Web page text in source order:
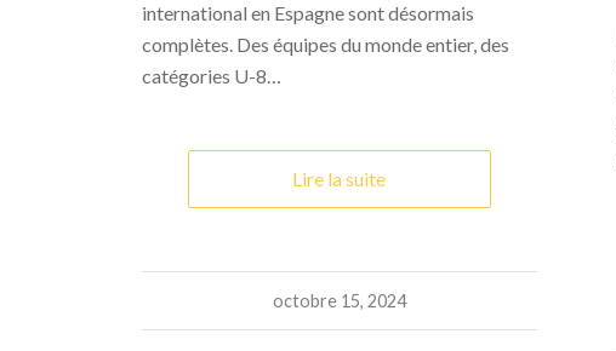
international en Espagne sont désormais
complètes. Des équipes du monde entier, des
catégories U-8…
Lire la suite
octobre 15, 2024